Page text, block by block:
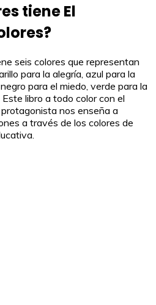
tiene El
seis colores que representan
para la alegría, azul para la
para el miedo, verde para la
libro a todo color con el
nos enseña a
a través de los colores de